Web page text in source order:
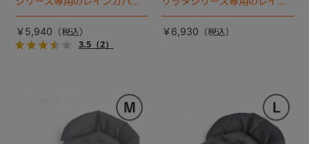
ー。雨の日のお出かけも安
心。
￥5,940
3.5（2）
カバー。雨の日のお出かけも
安心。
￥6,930